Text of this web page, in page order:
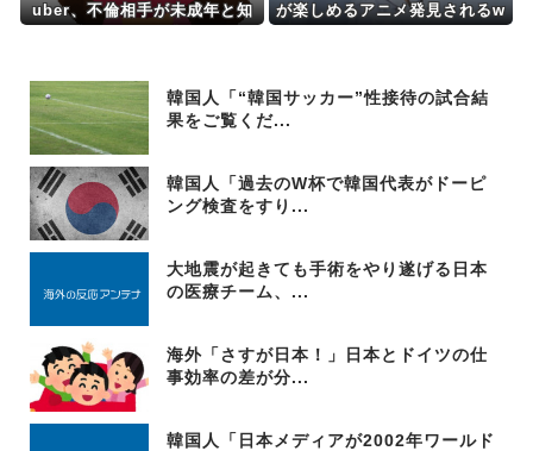
uber、不倫相手が未成年と知
が楽しめるアニメ発見されるw
韓国人「“韓国サッカー”性接待の試合結
果をご覧くだ...
韓国人「過去のW杯で韓国代表がドーピ
ング検査をすり...
大地震が起きても手術をやり遂げる日本
の医療チーム、...
海外「さすが日本！」日本とドイツの仕
事効率の差が分...
韓国人「日本メディアが2002年ワールド